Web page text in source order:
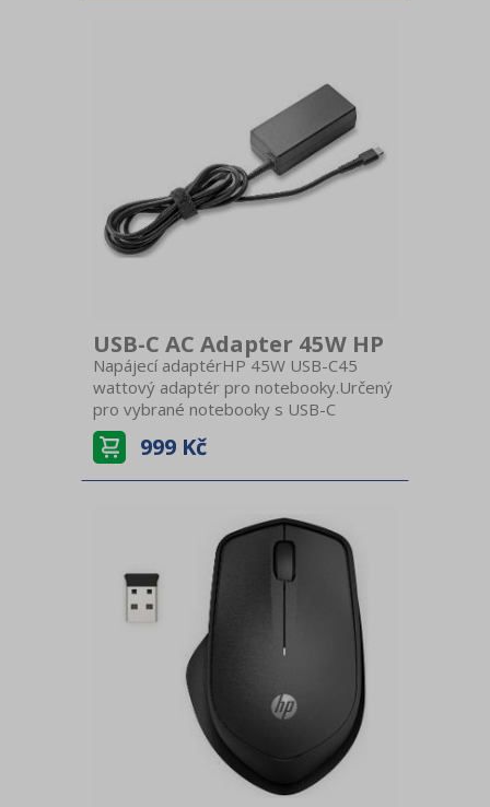
USB-C AC Adapter 45W HP
Napájecí adaptérHP 45W USB-C45
wattový adaptér pro notebooky.Určený
pro vybrané notebooky s USB-C
portem.Adaptér je dodávaný s
koncovkou pro českou zásuvku.
999 Kč